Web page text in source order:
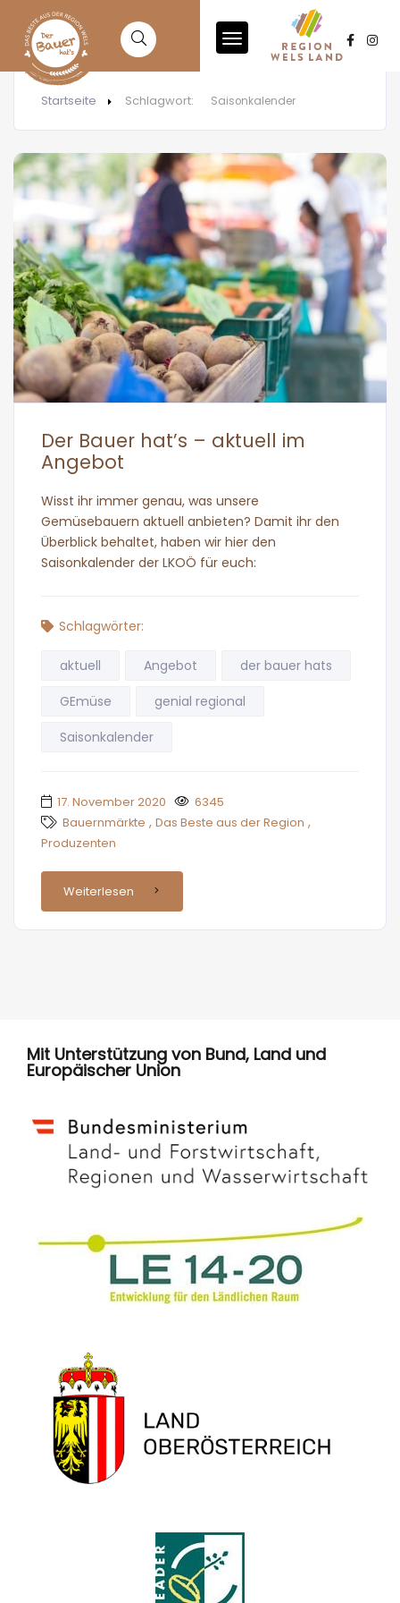
Startseite Schlagwort: Saisonkalender
Der Bauer hat’s – aktuell im
Angebot
Wisst ihr immer genau, was unsere
Gemüsebauern aktuell anbieten? Damit ihr den
Überblick behaltet, haben wir hier den
Saisonkalender der LKOÖ für euch:
Schlagwörter:
aktuell Angebot
der bauer hats
GEmüse
genial regional
Saisonkalender
17. November 2020
6345
Bauernmärkte , Das Beste aus der Region ,
Produzenten
Weiterlesen
Mit Unterstützung von Bund, Land und
Europäischer Union